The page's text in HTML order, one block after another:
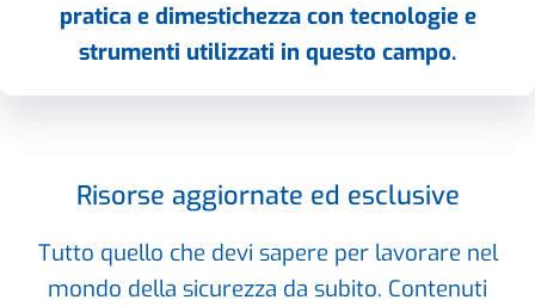
pratica e dimestichezza con tecnologie e
strumenti utilizzati in questo campo.
Risorse aggiornate ed esclusive
Tutto quello che devi sapere per lavorare nel
mondo della sicurezza da subito. Contenuti